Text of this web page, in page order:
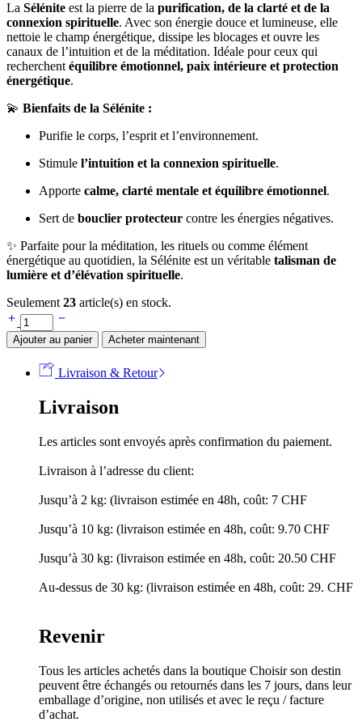
La Sélénite est la pierre de la purification, de la clarté et de la
connexion spirituelle. Avec son énergie douce et lumineuse, elle
nettoie le champ énergétique, dissipe les blocages et ouvre les
canaux de l’intuition et de la méditation. Idéale pour ceux qui
recherchent équilibre émotionnel, paix intérieure et protection
énergétique.
💫 Bienfaits de la Sélénite :
Purifie le corps, l’esprit et l’environnement.
Stimule l’intuition et la connexion spirituelle.
Apporte calme, clarté mentale et équilibre émotionnel.
Sert de bouclier protecteur contre les énergies négatives.
✨ Parfaite pour la méditation, les rituels ou comme élément
énergétique au quotidien, la Sélénite est un véritable talisman de
lumière et d’élévation spirituelle.
Seulement 23 article(s) en stock.
Ajouter au panier Acheter maintenant
Livraison & Retour
Livraison
Les articles sont envoyés après confirmation du paiement.
Livraison à l’adresse du client:
Jusqu’à 2 kg: (livraison estimée en 48h, coût: 7 CHF
Jusqu’à 10 kg: (livraison estimée en 48h, coût: 9.70 CHF
Jusqu’à 30 kg: (livraison estimée en 48h, coût: 20.50 CHF
Au-dessus de 30 kg: (livraison estimée en 48h, coût: 29. CHF
Revenir
Tous les articles achetés dans la boutique Choisir son destin
peuvent être échangés ou retournés dans les 7 jours, dans leur
emballage d’origine, non utilisés et avec le reçu / facture
d’achat.